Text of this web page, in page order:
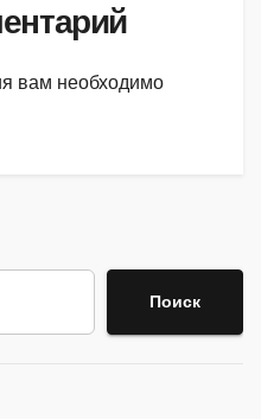
вам необходимо
Поиск